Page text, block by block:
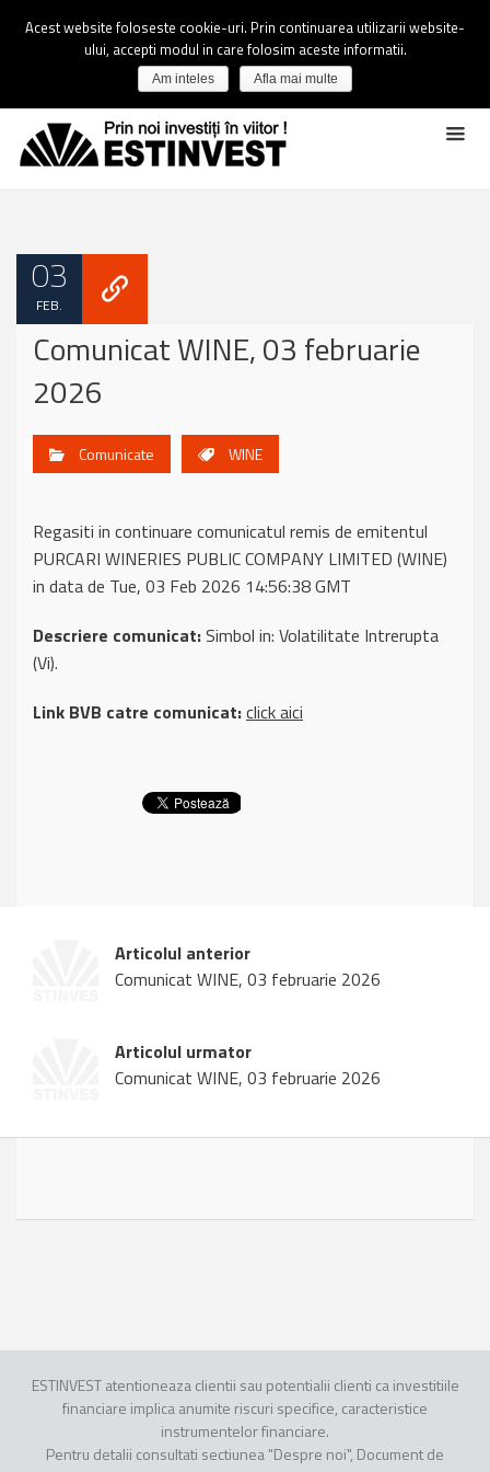
03
FEB.
Comunicat WINE, 03 februarie
2026
Comunicate WINE
Regasiti in continuare comunicatul remis de emitentul
PURCARI WINERIES PUBLIC COMPANY LIMITED (WINE)
in data de Tue, 03 Feb 2026 14:56:38 GMT
Descriere comunicat:Simbol in: Volatilitate Intrerupta
(Vi).
Link BVB catre comunicat:click aici
Articolul anterior
Comunicat WINE, 03 februarie 2026
Articolul urmator
Comunicat WINE, 03 februarie 2026
ESTINVEST atentioneaza clientii sau potentialii clienti ca investitiile
financiare implica anumite riscuri specifice, caracteristice
instrumentelor financiare.
Pentru detalii consultati sectiunea "Despre noi", Document de
Acest website foloseste cookie-uri. Prin continuarea utilizarii website-
ului, accepti modul in care folosim aceste informatii.
Am inteles Afla mai multe